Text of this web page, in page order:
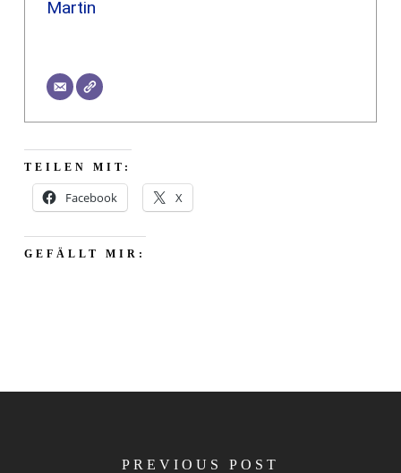
Martin
TEILEN MIT:
Facebook X
GEFÄLLT MIR:
PREVIOUS POST